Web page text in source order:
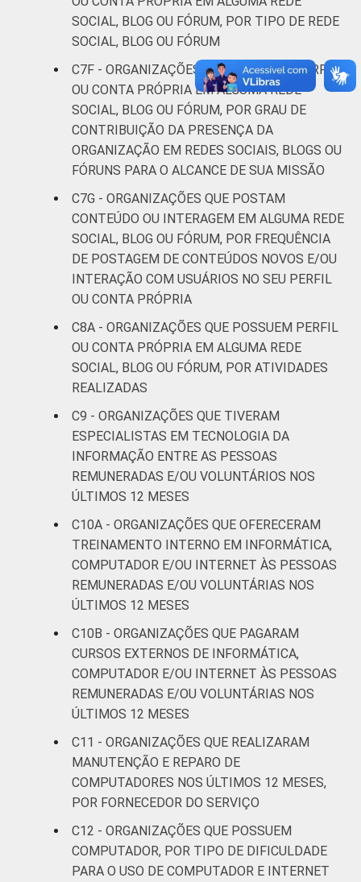
SOCIAL, BLOG OU FÓRUM, POR TIPO DE REDE
SOCIAL, BLOG OU FÓRUM
C7F - ORGANIZAÇÕES QUE POSSUEM PERFIL
OU CONTA PRÓPRIA EM ALGUMA REDE
SOCIAL, BLOG OU FÓRUM, POR GRAU DE
CONTRIBUIÇÃO DA PRESENÇA DA
ORGANIZAÇÃO EM REDES SOCIAIS, BLOGS OU
FÓRUNS PARA O ALCANCE DE SUA MISSÃO
C7G - ORGANIZAÇÕES QUE POSTAM
CONTEÚDO OU INTERAGEM EM ALGUMA REDE
SOCIAL, BLOG OU FÓRUM, POR FREQUÊNCIA
DE POSTAGEM DE CONTEÚDOS NOVOS E/OU
INTERAÇÃO COM USUÁRIOS NO SEU PERFIL
OU CONTA PRÓPRIA
C8A - ORGANIZAÇÕES QUE POSSUEM PERFIL
OU CONTA PRÓPRIA EM ALGUMA REDE
SOCIAL, BLOG OU FÓRUM, POR ATIVIDADES
REALIZADAS
C9 - ORGANIZAÇÕES QUE TIVERAM
ESPECIALISTAS EM TECNOLOGIA DA
INFORMAÇÃO ENTRE AS PESSOAS
REMUNERADAS E/OU VOLUNTÁRIOS NOS
ÚLTIMOS 12 MESES
C10A - ORGANIZAÇÕES QUE OFERECERAM
TREINAMENTO INTERNO EM INFORMÁTICA,
COMPUTADOR E/OU INTERNET ÀS PESSOAS
REMUNERADAS E/OU VOLUNTÁRIAS NOS
ÚLTIMOS 12 MESES
C10B - ORGANIZAÇÕES QUE PAGARAM
CURSOS EXTERNOS DE INFORMÁTICA,
COMPUTADOR E/OU INTERNET ÀS PESSOAS
REMUNERADAS E/OU VOLUNTÁRIAS NOS
ÚLTIMOS 12 MESES
C11 - ORGANIZAÇÕES QUE REALIZARAM
MANUTENÇÃO E REPARO DE
COMPUTADORES NOS ÚLTIMOS 12 MESES,
POR FORNECEDOR DO SERVIÇO
C12 - ORGANIZAÇÕES QUE POSSUEM
COMPUTADOR, POR TIPO DE DIFICULDADE
PARA O USO DE COMPUTADOR E INTERNET